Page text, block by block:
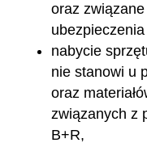
oraz
ubezpieczenia
nabycie
nie stanowi u
oraz
związanych z
B+R,